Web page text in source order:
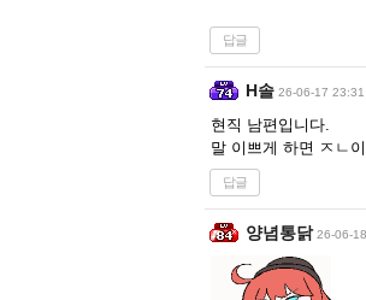
답글
H솔 26-06-17 23:31
현직 남편입니다.
말 이쁘게 하면 ㅈㄴ
답글
양념통닭 26-06-